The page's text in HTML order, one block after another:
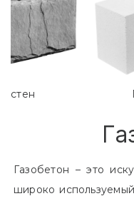
Газобетон – это
широко